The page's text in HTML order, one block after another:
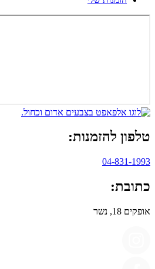
טלפון להזמנות:
04-831-1993
כתובת:
אופקים 18, נשר